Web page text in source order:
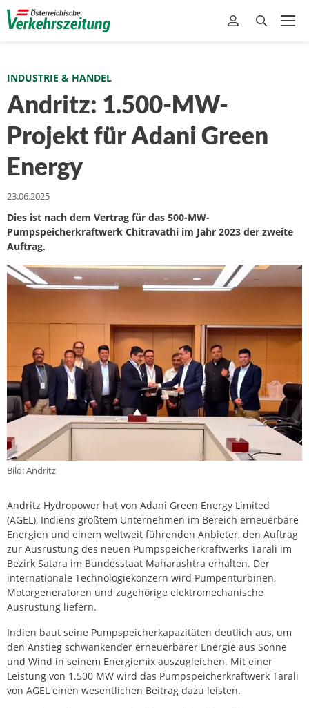
INDUSTRIE & HANDEL
Andritz: 1.500-MW-
Projekt für Adani Green
Energy
23.06.2025
Dies ist nach dem Vertrag für das 500-MW-
Pumpspeicherkraftwerk Chitravathi im Jahr 2023 der zweite
Auftrag.
Bild: Andritz
Andritz Hydropower hat von Adani Green Energy Limited
(AGEL), Indiens größtem Unternehmen im Bereich erneuerbare
Energien und einem weltweit führenden Anbieter, den Auftrag
zur Ausrüstung des neuen Pumpspeicherkraftwerks Tarali im
Bezirk Satara im Bundesstaat Maharashtra erhalten. Der
internationale Technologiekonzern wird Pumpenturbinen,
Motorgeneratoren und zugehörige elektromechanische
Ausrüstung liefern.
Indien baut seine Pumpspeicherkapazitäten deutlich aus, um
den Anstieg schwankender erneuerbarer Energie aus Sonne
und Wind in seinem Energiemix auszugleichen. Mit einer
Leistung von 1.500 MW wird das Pumpspeicherkraftwerk Tarali
von AGEL einen wesentlichen Beitrag dazu leisten.